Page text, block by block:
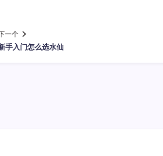
一个
手入门怎么选水仙